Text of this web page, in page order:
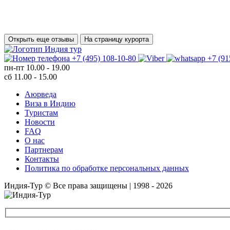
Открыть еще отзывы На страницу курорта
+7 (495) 108-10-80
+7
пн-пт 10.00 - 19.00
сб 11.00 - 15.00
Аюрведа
Виза в Индию
Туристам
Новости
FAQ
О нас
Партнерам
Контакты
Политика по обработке персональных данных
Индия-Тур © Все права защищены | 1998 - 2026